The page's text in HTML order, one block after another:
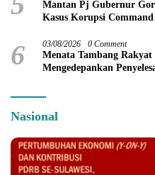
Mantan Pj Gubernur
Kasus Korupsi
6 03/08/2026 0 Comment
Menata Tambang
Mengedepankan
Nasional